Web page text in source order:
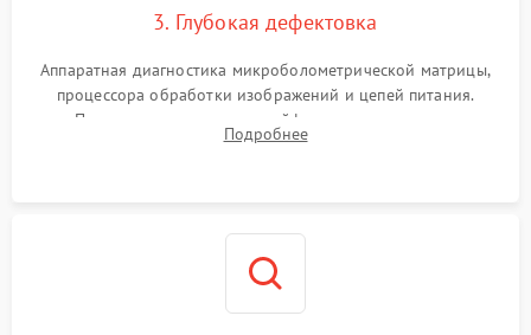
3. Глубокая дефектовка
Аппаратная диагностика микроболометрической матрицы,
процессора обработки изображений и цепей питания.
Проверка целостности шлейфов, модуля памяти и
интерфейсов связи. Выявление сгоревших SMD-компонентов
Подробнее